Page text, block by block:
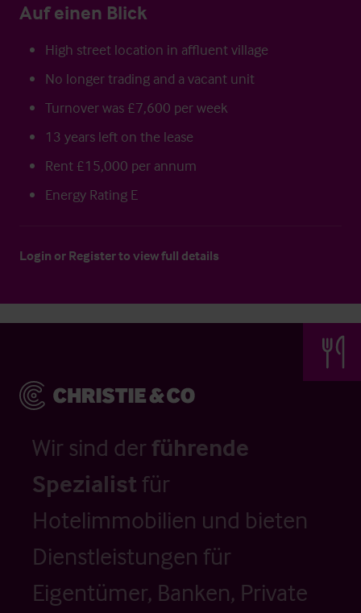
Auf einen Blick
High street location in affluent village
No longer trading and a vacant unit
Turnover was £7,600 per week
13 years left on the lease
Rent £15,000 per annum
Energy Rating E
Login or Registerto view full details
Wir sind der führende
Spezialistfür
Hotelimmobilien und bieten
Dienstleistungen für
Eigentümer, Banken, Private